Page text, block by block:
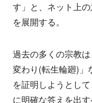
す」と、ネット上
を展開する。
過去の多くの宗教
変わり(転生輪廻)」
を証明しようとし
に明確な答えを出